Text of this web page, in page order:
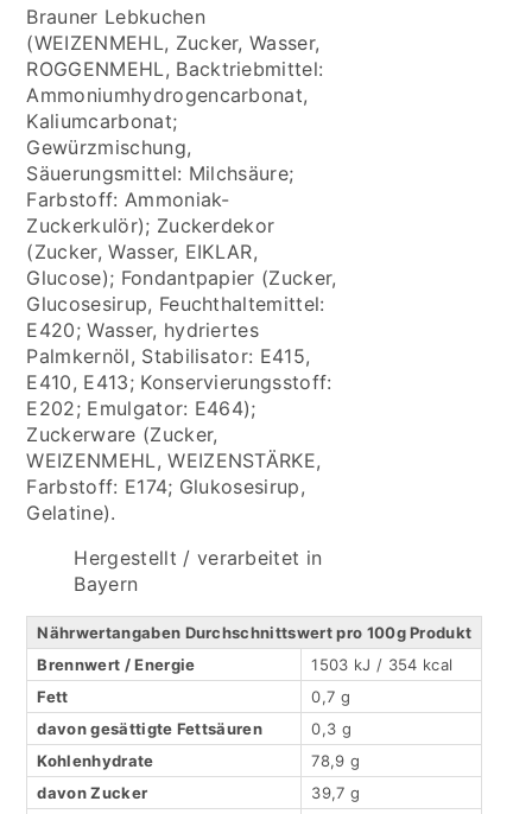
Brauner Lebkuchen
(WEIZENMEHL, Zucker, Wasser,
ROGGENMEHL, Backtriebmittel:
Ammoniumhydrogencarbonat,
Kaliumcarbonat;
Gewürzmischung,
Säuerungsmittel: Milchsäure;
Farbstoff: Ammoniak-
Zuckerkulör); Zuckerdekor
(Zucker, Wasser, EIKLAR,
Glucose); Fondantpapier (Zucker,
Glucosesirup, Feuchthaltemittel:
E420; Wasser, hydriertes
Palmkernöl, Stabilisator: E415,
E410, E413; Konservierungsstoff:
E202; Emulgator: E464);
Zuckerware (Zucker,
WEIZENMEHL, WEIZENSTÄRKE,
Farbstoff: E174; Glukosesirup,
Gelatine).
Hergestellt / verarbeitet in
Bayern
Nährwertangaben Durchschnittswert pro 100g Produkt
Brennwert / Energie
1503 kJ / 354 kcal
Fett
0,7 g
davon gesättigte Fettsäuren
0,3 g
Kohlenhydrate
78,9 g
davon Zucker
39,7 g